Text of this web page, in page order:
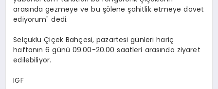
arasında gezmeye ve bu şölene şahitlik etmeye davet
ediyorum" dedi.
Selçuklu Çiçek Bahçesi, pazartesi günleri hariç
haftanın 6 günü 09.00-20.00 saatleri arasında ziyaret
edilebiliyor.
IGF